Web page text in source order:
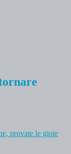
provate le gioie